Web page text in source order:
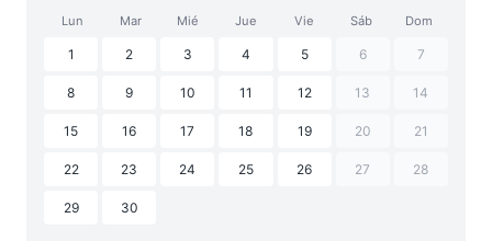
Lun Mar Mié Jue Vie Sáb Dom
1 2 3 4 5 6 7
8 9 10 11 12 13 14
15 16 17 18 19 20 21
22 23 24 25 26 27 28
29 30